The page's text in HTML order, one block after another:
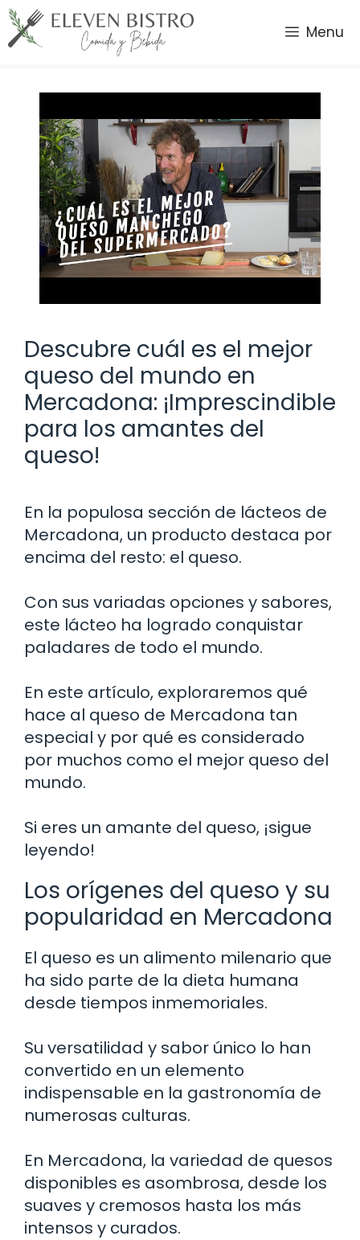
Saltar
al
contenido
Menu
Descubre cuál es el mejor
queso del mundo en
Mercadona: ¡Imprescindible
para los amantes del
queso!
En la populosa sección de lácteos de
Mercadona, un producto destaca por
encima del resto: el queso.
Con sus variadas opciones y sabores,
este lácteo ha logrado conquistar
paladares de todo el mundo.
En este artículo, exploraremos qué
hace al queso de Mercadona tan
especial y por qué es considerado
por muchos como el mejor queso del
mundo.
Si eres un amante del queso, ¡sigue
leyendo!
Los orígenes del queso y su
popularidad en Mercadona
El queso es un alimento milenario que
ha sido parte de la dieta humana
desde tiempos inmemoriales.
Su versatilidad y sabor único lo han
convertido en un elemento
indispensable en la gastronomía de
numerosas culturas.
En Mercadona, la variedad de quesos
disponibles es asombrosa, desde los
suaves y cremosos hasta los más
intensos y curados.